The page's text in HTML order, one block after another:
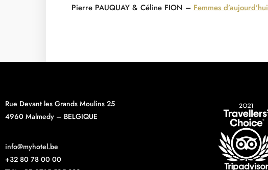
Pierre PAUQUAY & Céline FION – Femmes d’aujourd’hui
Rue Devant les Grands Moulins 25
4960 Malmedy – BELGIQUE
info@myhotel.be
+32 80 78 00 00